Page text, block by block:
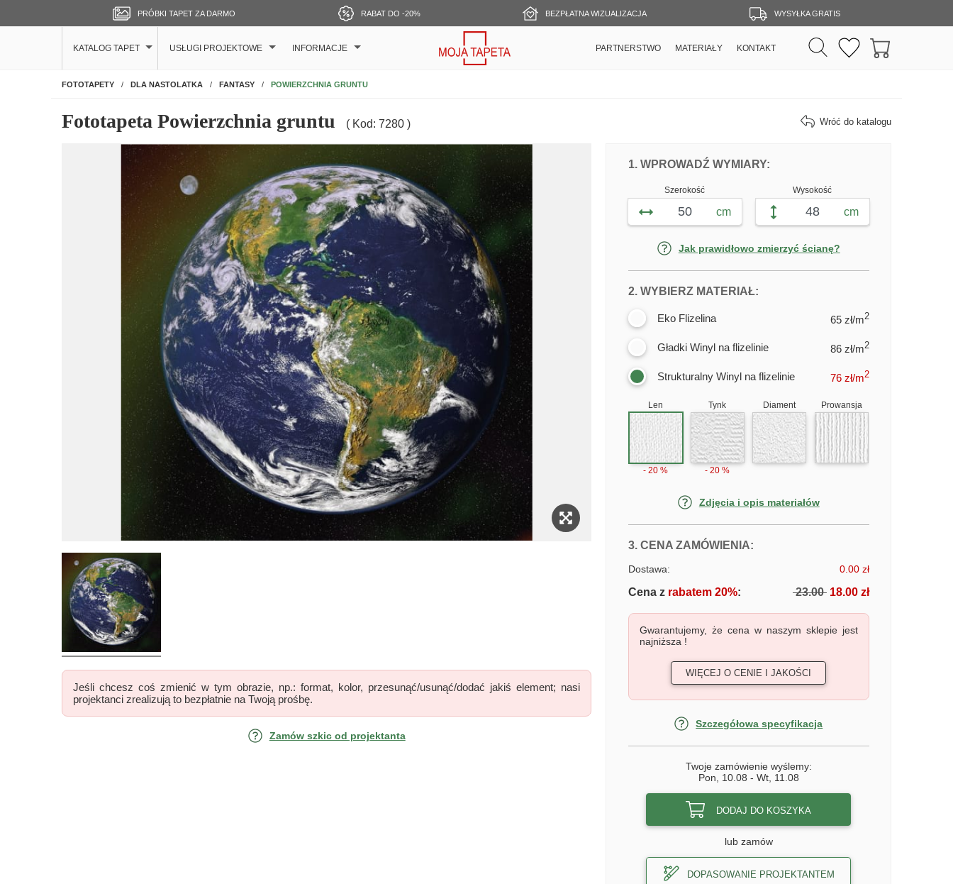
PRÓBKI TAPET ZA DARMO RABAT DO -20% BEZPŁATNA WIZUALIZACJA WYSYŁKA GRATIS
KATALOG TAPET USŁUGI PROJEKTOWE INFORMACJE PARTNERSTWO MATERIAŁY KONTAKT
FOTOTAPETYNA ŚCIANĘ
DLA NASTOLATKA FANTASY POWIERZCHNIA GRUNTU
Fototapeta Powierzchnia gruntu ( Kod: 7280 ) Wróć do katalogu
Jeśli chcesz coś zmienić w tym obrazie, np.: format, kolor, przesunąć/usunąć/dodać jakiś element; nasi
projektanci zrealizują to bezpłatnie na Twoją prośbę.
Zamów szkic od projektanta
DOPASUJ FOTOTAPETĘ
1. WPROWADŹ WYMIARY:FOTOTAPETY POWIERZCHNIA
Szerokość
cm
Wysokość
cm
Jak prawidłowo zmierzyć ścianę?
2. WYBIERZ MATERIAŁ:DLA FOTOTAPETY
Eko Flizelina 65 zł/m2
Gładki Winyl na flizelinie 86 zł/m2
Strukturalny Winyl na flizelinie 76zł/m2
Len
- 20 %
Tynk
- 20 %
Diament Prowansja
Zdjęcia i opis materiałów
3. CENA ZAMÓWIENIA:FOTOTAPETY POWIERZCHNIA
Dostawa: 0.00 zł
Cena zrabatem 20%: 23.0018.00 zł
Gwarantujemy, że cena w naszym sklepie jest
najniższa !
WIĘCEJ O CENIE I JAKOŚCI
Szczegółowa specyfikacja
Twoje zamówienie wyślemy:
Pon, 10.08 - Wt, 11.08
DODAJ DO KOSZYKA
lub zamów
DOPASOWANIE PROJEKTANTEM